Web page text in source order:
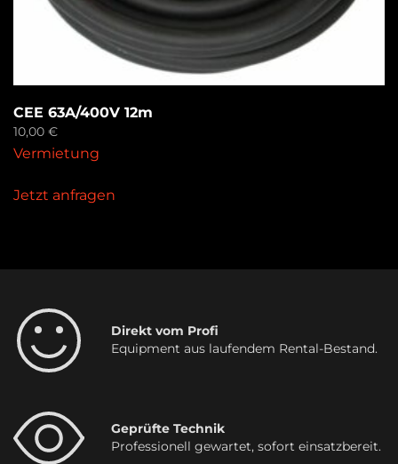
CEE 63A/400V 12m
10,00 €
Vermietung
Jetzt anfragen
Direkt vom Profi
Equipment aus laufendem Rental-Bestand.
Geprüfte Technik
Professionell gewartet, sofort einsatzbereit.